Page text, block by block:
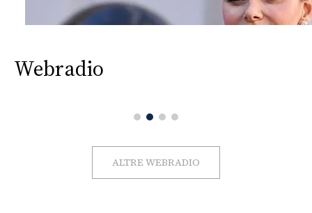
Webradio
ALTRE WEBRADIO